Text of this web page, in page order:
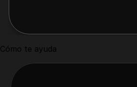
Cómo te ayuda